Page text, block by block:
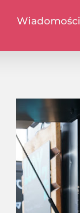
Wiadomości